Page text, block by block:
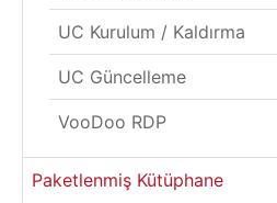
UC Kurulum / Kaldırma
UC Güncelleme
VooDoo RDP
Paketlenmiş Kütüphane